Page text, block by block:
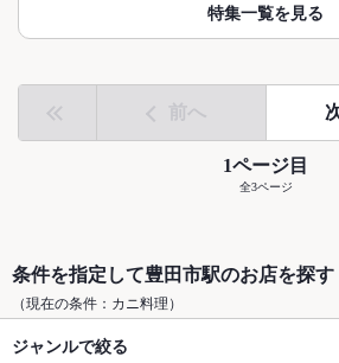
特集一覧を見る
前へ
1ページ目
全3ページ
条件を指定して豊田市駅のお店を探す
（現在の条件：カニ料理）
ジャンルで絞る